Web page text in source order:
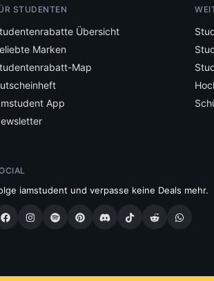
STUDENTEN
Übersicht
Marken
Map
App
iamstudent und verpasse keine Deals mehr.